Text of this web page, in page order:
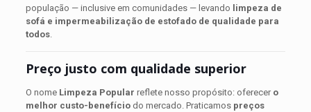
população — inclusive em comunidades — levando limpeza de
sofá e impermeabilização de estofado de qualidade para
todos.
Preço justo com qualidade superior
O nome Limpeza Popular reflete nosso propósito: oferecer o
melhor custo-benefíciodo mercado. Praticamos preços